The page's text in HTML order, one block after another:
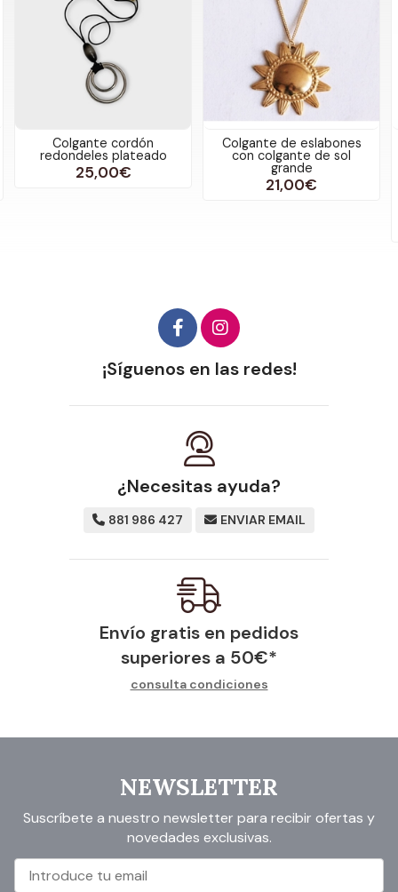
Colgante de eslabones
con colgante de sol
Compañía
Cardigan
estampado
¡Síguenos en las redes!
¿Necesitas ayuda?
881 986 427 ENVIAR EMAIL
Envío gratis en pedidos
superiores a 50€*
consulta condiciones
NEWSLETTER
Suscríbete a nuestro newsletter para recibir ofertas y
novedades exclusivas.